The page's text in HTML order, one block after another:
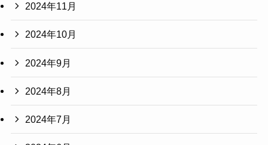
2024年11月
2024年10月
2024年9月
2024年8月
2024年7月